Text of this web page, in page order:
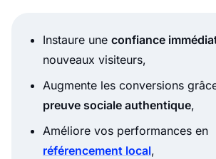
Instaure une confiance
nouveaux visiteurs,
Augmente les conversions
preuve sociale authentique,
Améliore vos performances en
référencement local,